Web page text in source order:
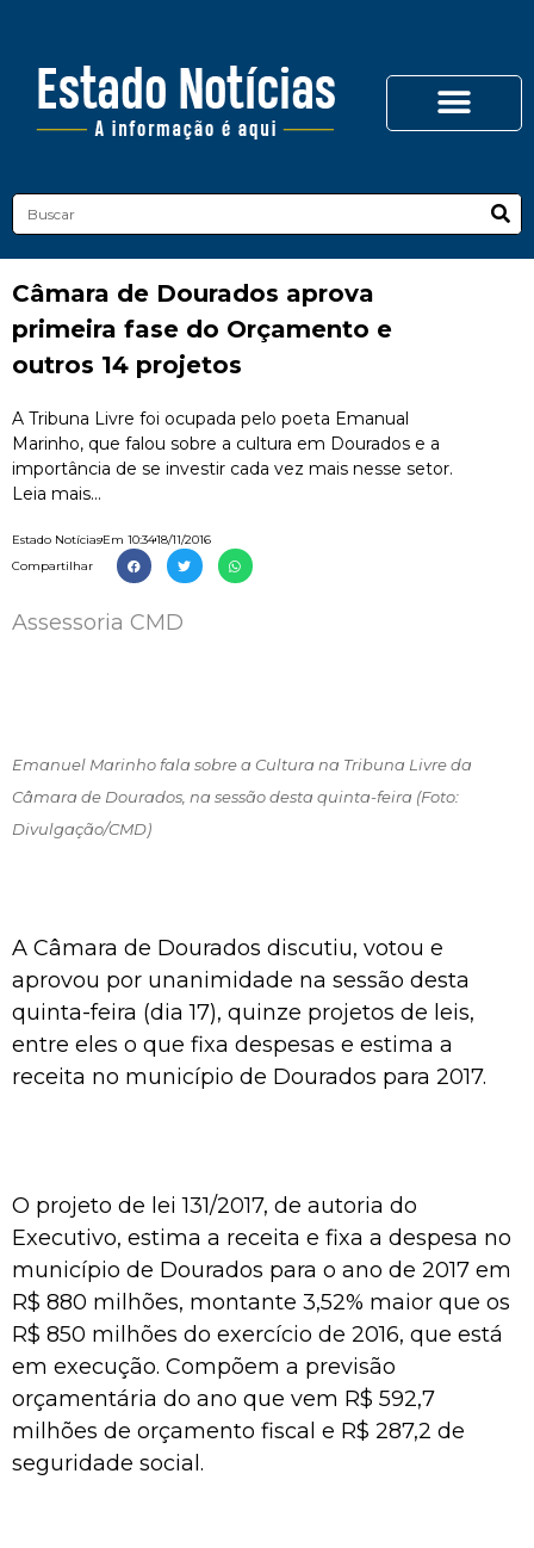
Câmara de Dourados aprova
primeira fase do Orçamento e
outros 14 projetos
A Tribuna Livre foi ocupada pelo poeta Emanual
Marinho, que falou sobre a cultura em Dourados e a
importância de se investir cada vez mais nesse setor.
Leia mais...
Estado NotíciasEm 10:3418/11/2016
Compartilhar
Assessoria CMD
Emanuel Marinho fala sobre a Cultura na Tribuna Livre da
Câmara de Dourados, na sessão desta quinta-feira (Foto:
Divulgação/CMD)
A Câmara de Dourados discutiu, votou e
aprovou por unanimidade na sessão desta
quinta-feira (dia 17), quinze projetos de leis,
entre eles o que fixa despesas e estima a
receita no município de Dourados para 2017.
O projeto de lei 131/2017, de autoria do
Executivo, estima a receita e fixa a despesa no
município de Dourados para o ano de 2017 em
R$ 880 milhões, montante 3,52% maior que os
R$ 850 milhões do exercício de 2016, que está
em execução. Compõem a previsão
orçamentária do ano que vem R$ 592,7
milhões de orçamento fiscal e R$ 287,2 de
seguridade social.